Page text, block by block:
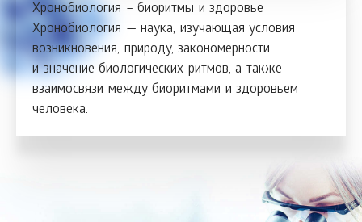
Хронобиология – биоритмы и здоровье
Хронобиология — наука, изучающая условия
возникновения, природу, закономерности
и значение биологических ритмов, а также
взаимосвязи между биоритмами и здоровьем
человека.